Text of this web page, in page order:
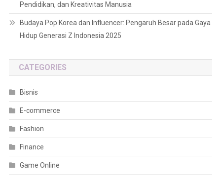
Pendidikan, dan Kreativitas Manusia
Budaya Pop Korea dan Influencer: Pengaruh Besar pada Gaya
Hidup Generasi Z Indonesia 2025
CATEGORIES
Bisnis
E-commerce
Fashion
Finance
Game Online